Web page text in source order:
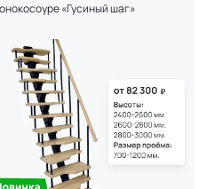
«Гусиный шаг»